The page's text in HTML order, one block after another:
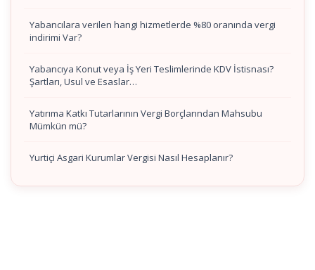
Yabancılara verilen hangi hizmetlerde %80 oranında vergi
indirimi Var?
Yabancıya Konut veya İş Yeri Teslimlerinde KDV İstisnası?
Şartları, Usul ve Esaslar…
Yatırıma Katkı Tutarlarının Vergi Borçlarından Mahsubu
Mümkün mü?
Yurtiçi Asgari Kurumlar Vergisi Nasıl Hesaplanır?